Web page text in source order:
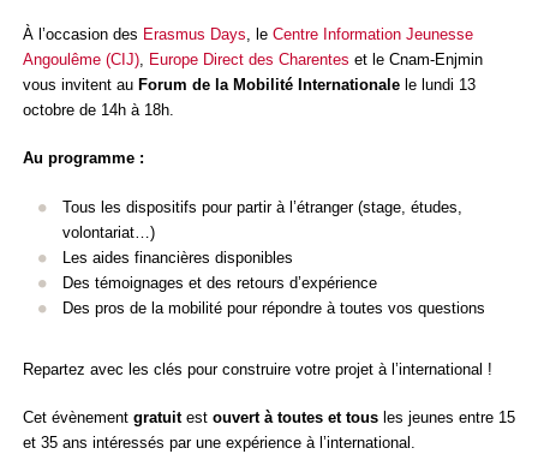
À l’occasion des Erasmus Days , le Centre Information Jeunesse
Angoulême (CIJ) Europe Direct des Charentes et le Cnam-Enjmin
vous invitent au Forum de la Mobilité Internationale le lundi 13
octobre de 14h à 18h.
Au programme :
Tous les dispositifs pour partir à l’étranger (stage, études,
volontariat…)
Les aides financières disponibles
Des témoignages et des retours d’expérience
Des pros de la mobilité pour répondre à toutes vos questions
Repartez avec les clés pour construire votre projet à l’international !
Cet évènement gratuit est ouvert à toutes et tous les jeunes entre 15
et 35 ans intéressés par une expérience à l’international.